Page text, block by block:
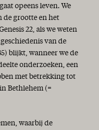
opeens leven. We
de grootte en het
22, als we weten
van de
blijkt, wanneer we de
onderzoeken, een
met betrekking tot
Bethlehem (=
waarbij de